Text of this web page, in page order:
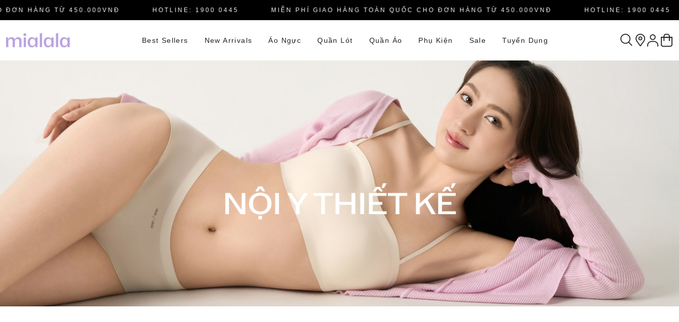
HÀNG TỪ 450.000VNĐ HOTLINE: 1900 0445 MIỄN PHÍ GIAO HÀNG TOÀN QUỐC CHO ĐƠN HÀNG TỪ 450.000VNĐ HOTLINE: 1900 0445
Best Sellers New Arrivals Áo Ngực Quần Lót Quần Áo Phụ Kiện Sale Tuyển Dụng